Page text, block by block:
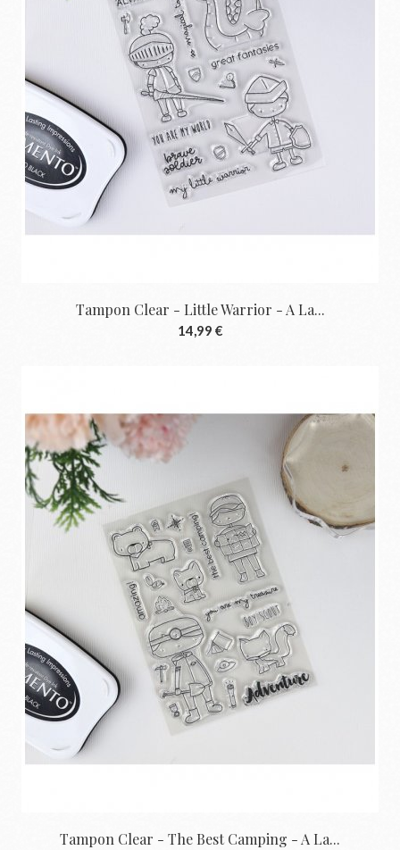
Tampon Clear - Little Warrior - A La...
14,99 €
Tampon Clear - The Best Camping - A La...